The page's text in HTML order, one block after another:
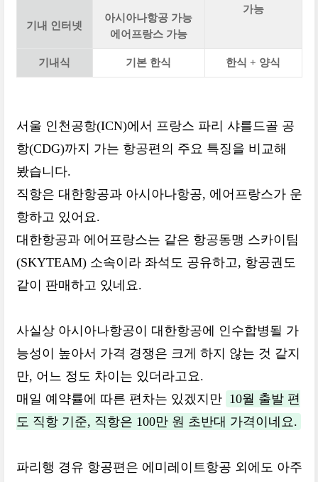
기내 인터넷
아시아나항공 가능
에어프랑스 가능
가능
기내식 기본 한식 한식 + 양식
서울 인천공항(ICN)에서 프랑스 파리 샤를드골 공
항(CDG)까지 가는 항공편의 주요 특징을 비교해
봤습니다.
직항은 대한항공과 아시아나항공, 에어프랑스가 운
항하고 있어요.
대한항공과 에어프랑스는 같은 항공동맹 스카이팀
(SKYTEAM) 소속이라 좌석도 공유하고, 항공권도
같이 판매하고 있네요.
사실상 아시아나항공이 대한항공에 인수합병될 가
능성이 높아서 가격 경쟁은 크게 하지 않는 것 같지
만, 어느 정도 차이는 있더라고요.
매일 예약률에 따른 편차는 있겠지만 10월 출발 편
도 직항 기준, 직항은 100만 원 초반대 가격이네요.
파리행 경유 항공편은 에미레이트항공 외에도 아주